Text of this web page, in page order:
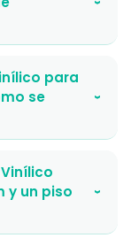
›
para
se
›
y un piso
›